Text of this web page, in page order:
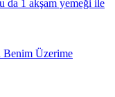
da 1 akşam yemeği ile
Benim Üzerime